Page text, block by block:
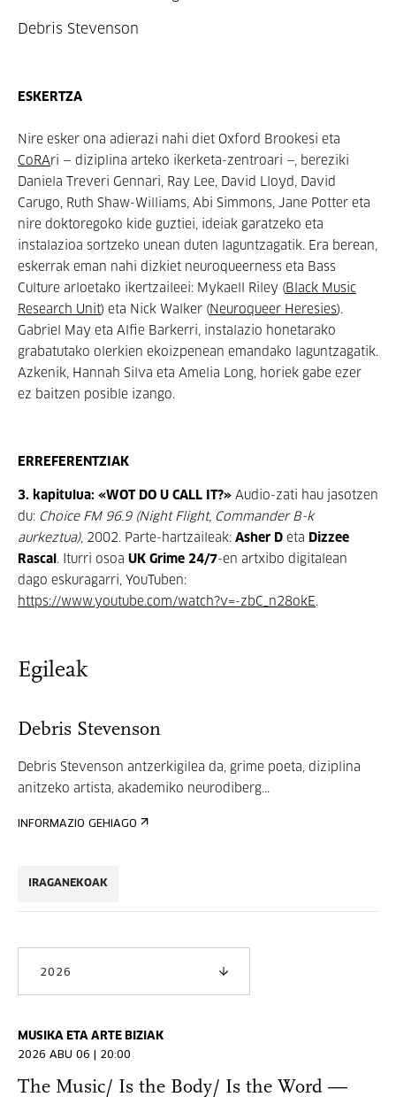
Debris Stevenson
ESKERTZA
Nire esker ona adierazi nahi diet Oxford Brookesi eta
CoRAri — diziplina arteko ikerketa-zentroari —, bereziki
Daniela Treveri Gennari, Ray Lee, David Lloyd, David
Carugo, Ruth Shaw-Williams, Abi Simmons, Jane Potter eta
nire doktoregoko kide guztiei, ideiak garatzeko eta
instalazioa sortzeko unean duten laguntzagatik. Era berean,
eskerrak eman nahi dizkiet neuroqueerness eta Bass
Culture arloetako ikertzaileei: Mykaell Riley (Black Music
Research Unit) eta Nick Walker ( Neuroqueer Heresies).
Gabriel May eta Alfie Barkerri, instalazio honetarako
grabatutako olerkien ekoizpenean emandako laguntzagatik.
Azkenik, Hannah Silva eta Amelia Long, horiek gabe ezer
ez baitzen posible izango.
ERREFERENTZIAK
3. kapitulua: «WOT DO U CALL IT?» Audio-zati hau jasotzen
du: Choice FM 96.9 (Night Flight, Commander B-k
aurkeztua), 2002. Parte-hartzaileak: Asher D eta Dizzee
Rascal . Iturri osoa UK Grime 24/7-en artxibo digitalean
dago eskuragarri, YouTuben:
https://www.youtube.com/watch?v=-zbC_n28okE.
Egileak
Debris Stevenson
Debris Stevenson antzerkigilea da, grime poeta, diziplina
anitzeko artista, akademiko neurodiberg...
INFORMAZIO GEHIAGO
IRAGANEKOAK
2026
MUSIKA ETA ARTE BIZIAK
2026 ABU 06 | 20:00
The Music/ Is the Body/ Is the Word —